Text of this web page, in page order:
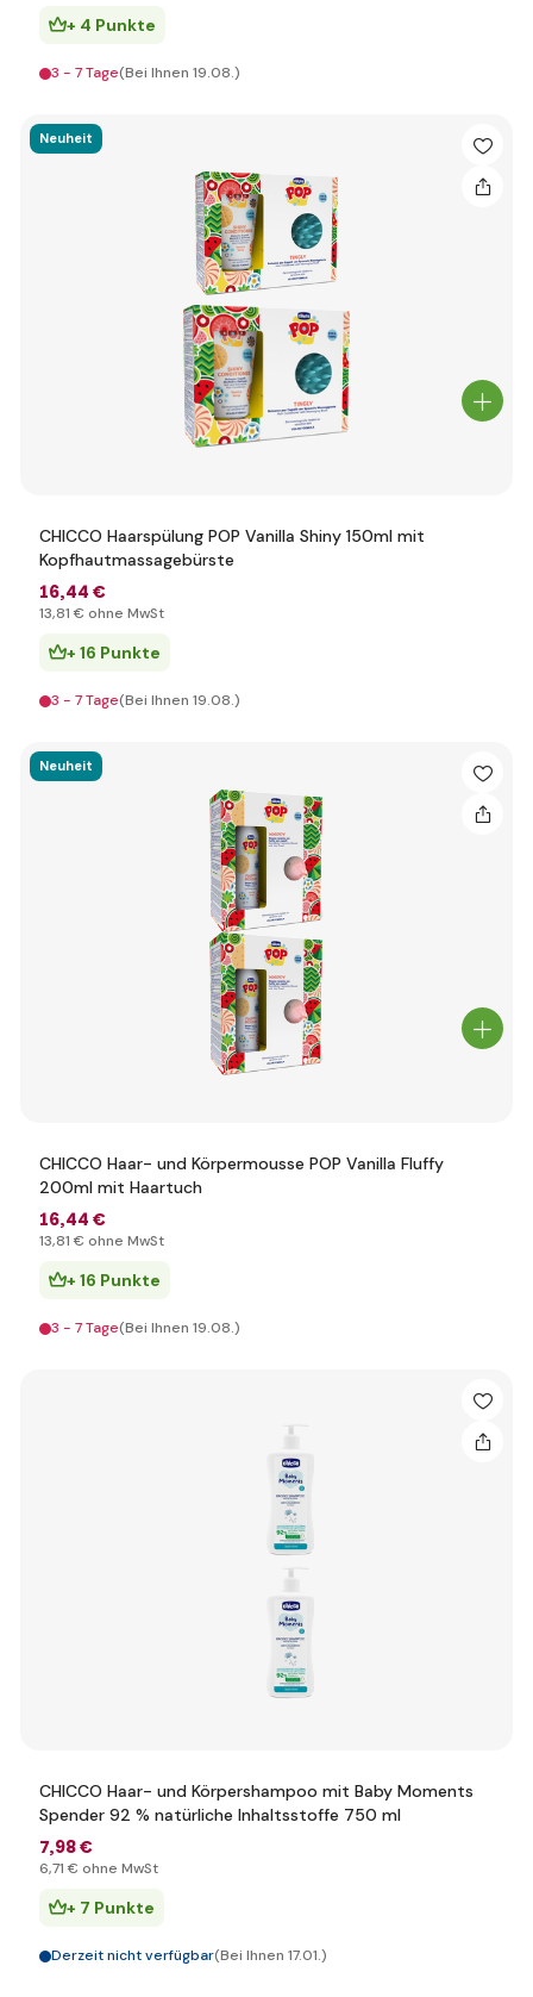
+ 4 Punkte
3 - 7 Tage(Bei Ihnen 19.08.)
Neuheit
CHICCO Haarspülung POP Vanilla Shiny 150ml mit
Kopfhautmassagebürste
16,44 €
13,81 € ohne MwSt
+ 16 Punkte
3 - 7 Tage(Bei Ihnen 19.08.)
Neuheit
CHICCO Haar- und Körpermousse POP Vanilla Fluffy
200ml mit Haartuch
16,44 €
13,81 € ohne MwSt
+ 16 Punkte
3 - 7 Tage(Bei Ihnen 19.08.)
CHICCO Haar- und Körpershampoo mit Baby Moments
Spender 92 % natürliche Inhaltsstoffe 750 ml
7,98 €
6,71 € ohne MwSt
+ 7 Punkte
Derzeit nicht verfügbar(Bei Ihnen 17.01.)